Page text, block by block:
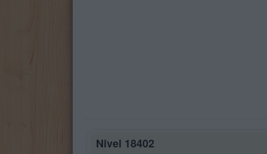
Nivel 18402